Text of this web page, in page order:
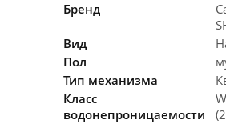
Бренд
Вид
Пол
Тип механизма
Класс
водонепроницаемости